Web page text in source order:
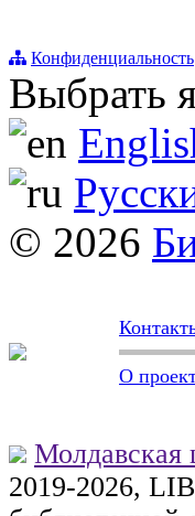
Конфиденциальность
Выбрать
© 2026
О
Молдавская
2019-2026,